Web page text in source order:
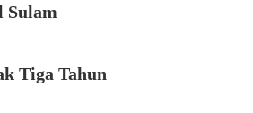
Sulam
Tiga Tahun